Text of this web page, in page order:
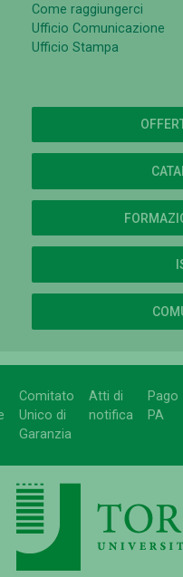
Come raggiungerci
Ufficio Comunicazione
Ufficio Stampa
Comitato
Unico di
Garanzia
Atti di
notifica
Pago
PA